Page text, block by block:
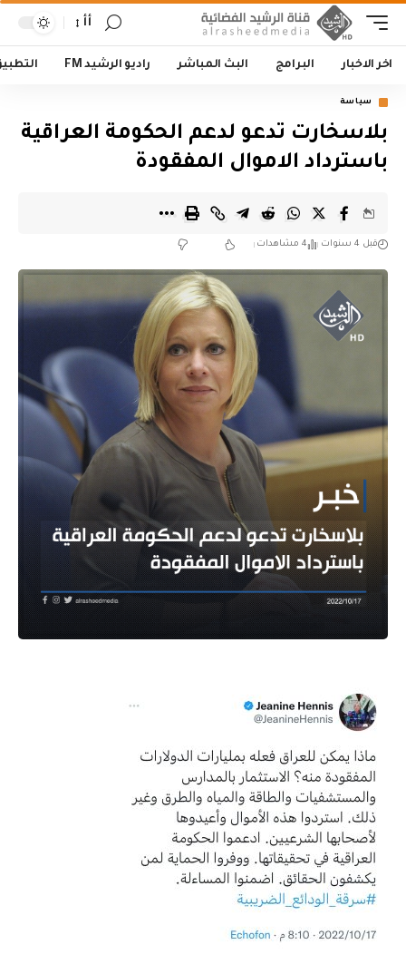
أأ
اخر الاخبار البرامج البث المباشر راديو الرشيد FM
سياسة
بلاسخارت تدعو لدعم الحكومة العراقية
باسترداد الاموال المفقودة
قبل 4 سنوات 4 مشاهدات